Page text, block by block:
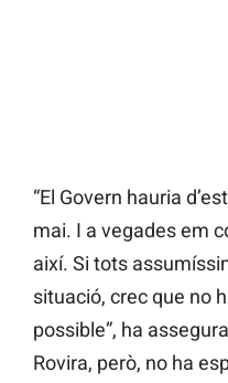
“El Govern hauria
mai. I a vegades em
així. Si tots
situació, crec que no
possible”, ha
Rovira, però, no ha